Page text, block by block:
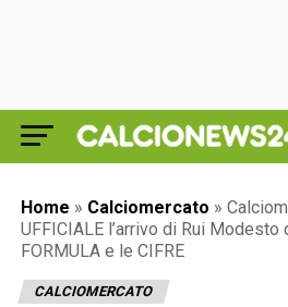
Home » Calciomercato »
UFFICIALE l’arrivo di Rui Modesto
FORMULA e le CIFRE
CALCIOMERCATO